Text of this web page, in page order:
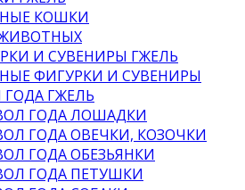
КОШКИ
И СУВЕНИРЫ ГЖЕЛЬ
ФИГУРКИ И СУВЕНИРЫ
ГЖЕЛЬ
ГОДА ЛОШАДКИ
ГОДА ОВЕЧКИ, КОЗОЧКИ
ГОДА ОБЕЗЬЯНКИ
ГОДА ПЕТУШКИ